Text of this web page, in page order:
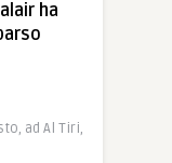
ha
ad Al Tiri,